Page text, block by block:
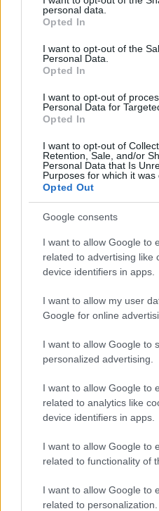
grant or deny consent to
use your data for below
consent section.
personal data.
Opted In
I want to opt-out of the
Personal Data.
Opted In
I want to opt-out of
Personal Data for
Opted In
I want to opt-out of
Retention, Sale, and/or
Personal Data that Is
Purposes for which it was
Opted Out
Google consents
I want to allow Google to
related to advertising like
device identifiers in apps.
I want to allow my user
Google for online
I want to allow Google to
personalized advertising.
I want to allow Google to
related to analytics like
device identifiers in apps.
I want to allow Google to
related to functionality of
I want to allow Google to
related to personalization.
Kanadában
Electronic
miatt
Csirke|2020 október 21. 09:20
Most épp a Madden
boxai miatt kerülhet
Unmute Loaded:
Egyre több pert varrnak
különböző loot boxos
különböző EA
kártyacsomagjai, például
Idén februárban két párizsi
be, majd nemrég
Nem pihenhetnek az EA
Kanadában perelték be a